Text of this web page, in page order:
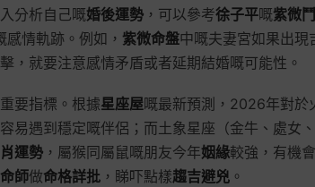
分析自己嘅婚後運勢 ，可以參考徐子平嘅紫微
情軌跡。例如， 紫微命盤中嘅夫妻宮如果出現
，就要注意感情矛盾或者延期結婚嘅可能性。
要指標。根據星座屋嘅最新預測，2026年對於
易遇到穩定嘅伴侶；而土象星座（金牛、處女
運勢 ，屬猴同屬鼠嘅朋友今年姻緣較強，有機
師做命格詳批 ，睇吓點樣趨吉避兇 。